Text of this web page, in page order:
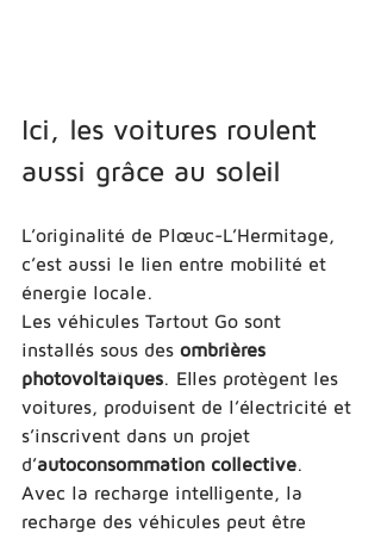
Ici, les voitures roulent
aussi grâce au soleil
L’originalité de Plœuc-L’Hermitage,
c’est aussi le lien entre mobilité et
énergie locale.
Les véhicules Tartout Go sont
installés sous des ombrières
photovoltaïques . Elles protègent les
voitures, produisent de l’électricité et
s’inscrivent dans un projet
d’autoconsommation collective
Avec la recharge intelligente, la
recharge des véhicules peut être